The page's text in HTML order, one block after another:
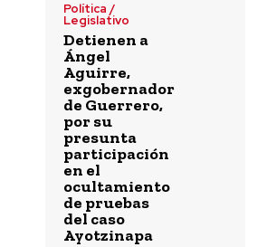
Política /
Legislativo
Detienen a
Ángel
Aguirre,
exgobernador
de Guerrero,
por su
presunta
participación
en el
ocultamiento
de pruebas
del caso
Ayotzinapa